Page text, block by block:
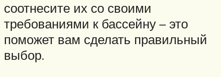
соотнесите их со своими
требованиями к бассейну – это
поможет вам сделать правильный
выбор.